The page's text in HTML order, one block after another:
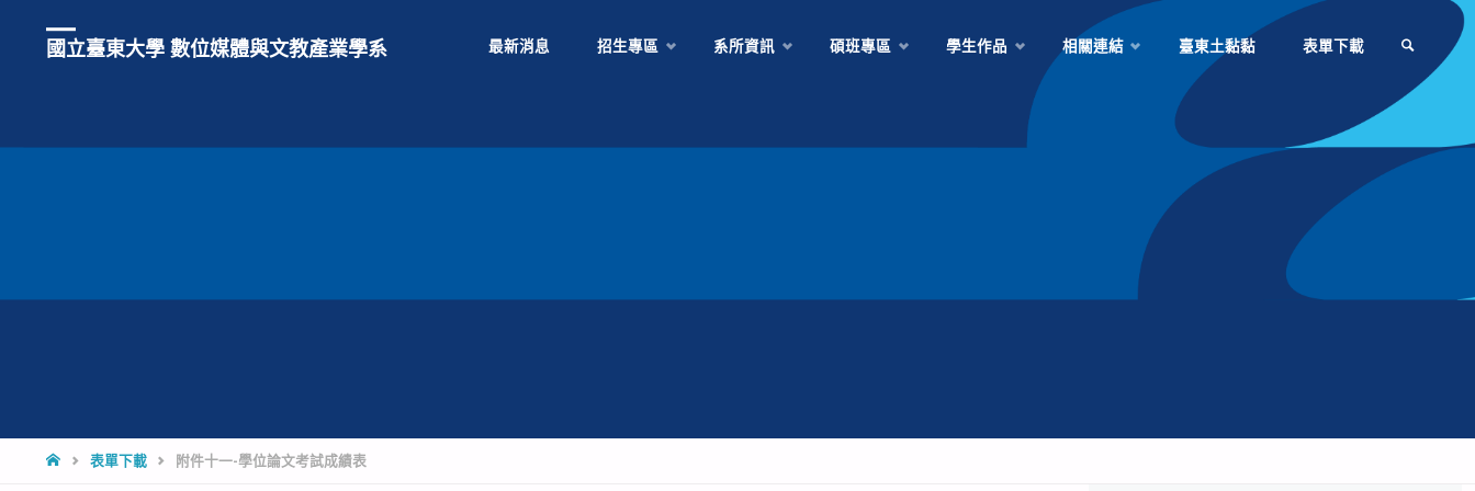
國立臺東大學 數位媒體與文教產業學系 最新消息 招生專區 系所資訊 碩班專區 學生作品 相關連結 臺東土黏黏 表單下載
HOME表單下載 附件十一-學位論文考試成績表